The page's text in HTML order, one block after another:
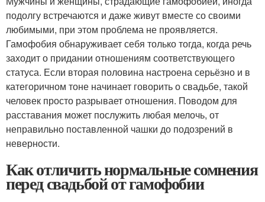
подолгу встречаются и даже живут вместе со своими
любимыми, при этом проблема не проявляется.
Гамофобия обнаруживает себя только тогда, когда речь
заходит о придании отношениям соответствующего
статуса. Если вторая половина настроена серьёзно и в
категоричном тоне начинает говорить о свадьбе, такой
человек просто разрывает отношения. Поводом для
расставания может послужить любая мелочь, от
неправильно поставленной чашки до подозрений в
неверности.
Как отличить нормальные сомнения
перед свадьбой от гамофобии